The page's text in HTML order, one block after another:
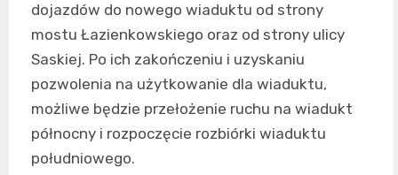
dojazdów do nowego wiaduktu od strony
mostu Łazienkowskiego oraz od strony ulicy
Saskiej. Po ich zakończeniu i uzyskaniu
pozwolenia na użytkowanie dla wiaduktu,
możliwe będzie przełożenie ruchu na wiadukt
północny i rozpoczęcie rozbiórki wiaduktu
południowego.